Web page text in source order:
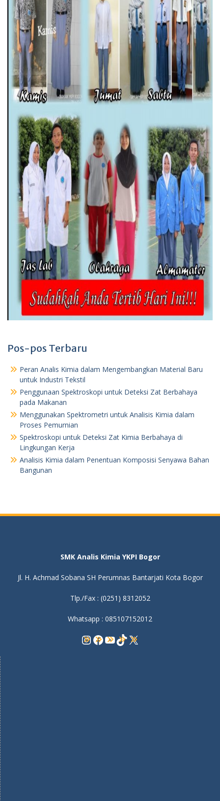
Pos-pos Terbaru
Peran Analis Kimia dalam Mengembangkan Material Baru
untuk Industri Tekstil
Penggunaan Spektroskopi untuk Deteksi Zat Berbahaya
pada Makanan
Menggunakan Spektrometri untuk Analisis Kimia dalam
Proses Pemurnian
Spektroskopi untuk Deteksi Zat Kimia Berbahaya di
Lingkungan Kerja
Analisis Kimia dalam Penentuan Komposisi Senyawa Bahan
Bangunan
SMK Analis Kimia YKPI Bogor
Jl. H. Achmad Sobana SH Perumnas Bantarjati Kota Bogor
Tlp./Fax : (0251) 8312052
Whatsapp : 085107152012
Instagram
Facebook
YouTube
TikTok
X